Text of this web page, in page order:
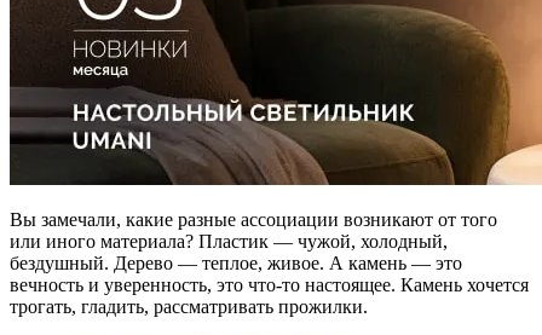
Вы замечали, какие разные ассоциации возникают от того
или иного материала? Пластик — чужой, холодный,
бездушный. Дерево — теплое, живое. А камень — это
вечность и уверенность, это что-то настоящее. Камень хочется
трогать, гладить, рассматривать прожилки.